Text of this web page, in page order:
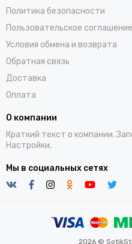
Политика безопасности
Пользовательское соглашение
Условия обмена и возврата
Обратная связь
Доставка
Оплата
О компании
Краткий текст о компании.
Настройки.
Мы в социальных сетях
2026 ©